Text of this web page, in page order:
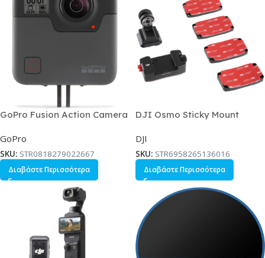
GoPro Fusion Action Camera
Υποβρύχια και Wi-Fi Μαύρη
GoPro
SKU: STR0818279022667
Διαβάστε Περισσότερα
DJI Osmo Sticky Mount
DJI
SKU: STR6958265136016
Διαβάστε Περισσότερα